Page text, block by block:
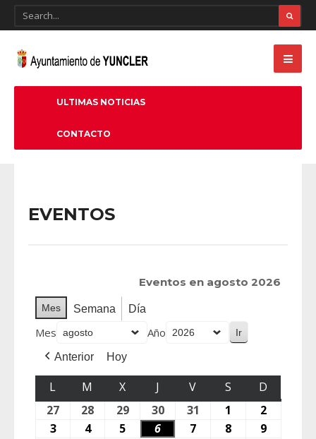
ULTIMAS NOTICIAS
CONTACTO
EVENTOS
Eventos en agosto 2026
Mes Semana Día
Mes Año
Anterior Hoy
L M X J V S
D
27
28 29 30 31 1
2
3
4 5 6 7 8
9